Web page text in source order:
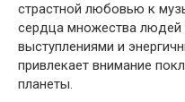
страстной любовью к
сердца множества
выступлениями и
привлекает внимание
планеты.